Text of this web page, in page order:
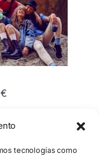
tecnologías como
€